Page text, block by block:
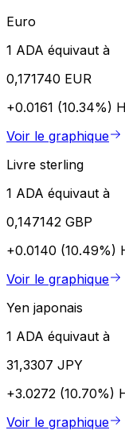
Euro
1 ADA équivaut à
0,171740 EUR
+0.0161 (10.34%)
Voir le graphique
Livre sterling
1 ADA équivaut à
0,147142 GBP
+0.0140 (10.49%)
Voir le graphique
Yen japonais
1 ADA équivaut à
31,3307 JPY
+3.0272 (10.70%)
Voir le graphique